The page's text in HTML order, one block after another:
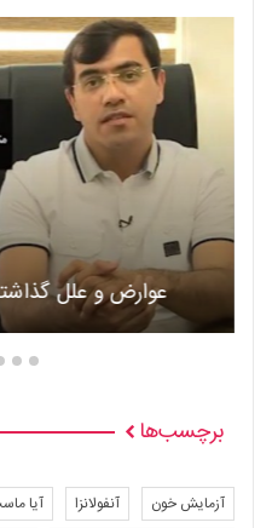
عوارض و علل
برچسب‌ها
آزمایش خون آنفولانزا
آیا